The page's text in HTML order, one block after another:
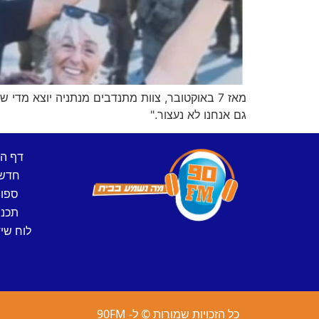
מאז 7 באוקטובר, צוות מתנדבים מנתניה יוצא
גם אנחנו לא נעצור."
דף
לוח
כל הזכויות שמורות © ל- 90FM